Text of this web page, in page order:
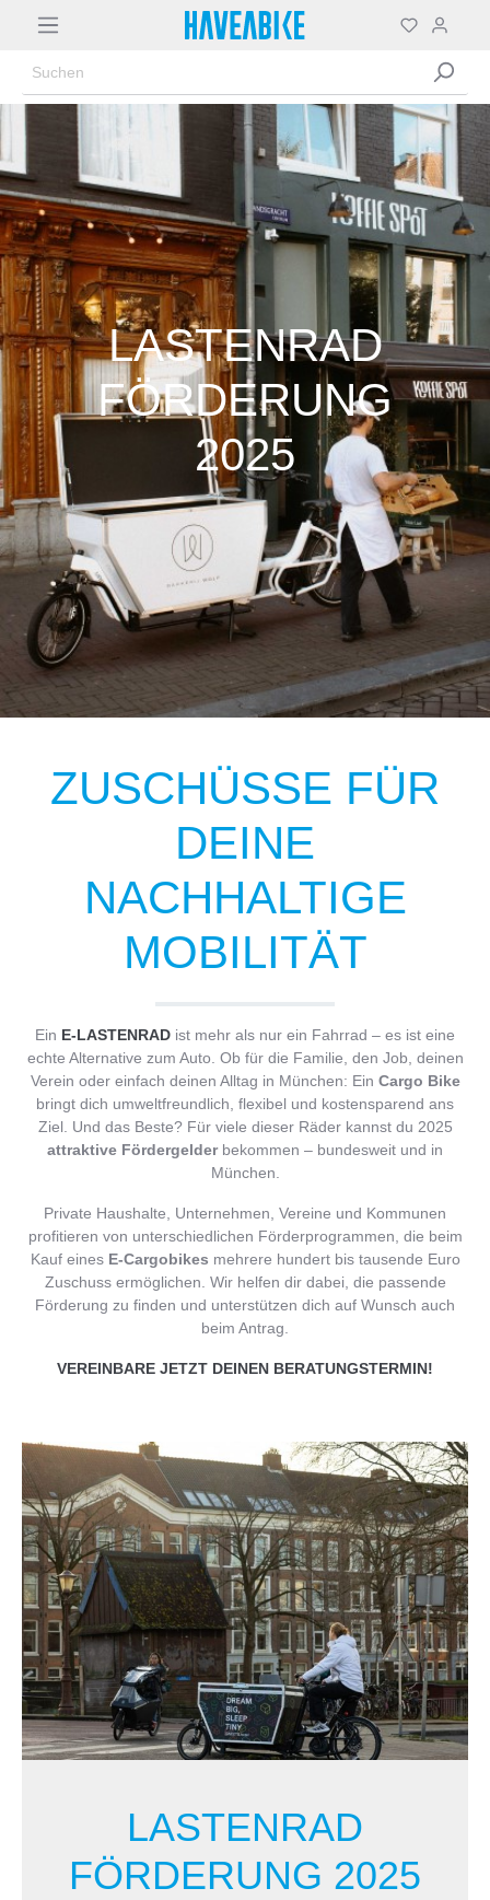
LASTENRAD
FÖRDERUNG
2025
ZUSCHÜSSE FÜR
DEINE
NACHHALTIGE
MOBILITÄT
Ein E-LASTENRAD ist mehr als nur ein Fahrrad – es ist eine
echte Alternative zum Auto. Ob für die Familie, den Job, deinen
Verein oder einfach deinen Alltag in München: Ein Cargo Bike
bringt dich umweltfreundlich, flexibel und kostensparend ans
Ziel. Und das Beste? Für viele dieser Räder kannst du 2025
attraktive Fördergelderbekommen – bundesweit und in
München.
Private Haushalte, Unternehmen, Vereine und Kommunen
profitieren von unterschiedlichen Förderprogrammen, die beim
Kauf eines E-Cargobikes mehrere hundert bis tausende Euro
Zuschuss ermöglichen. Wir helfen dir dabei, die passende
Förderung zu finden und unterstützen dich auf Wunsch auch
beim Antrag.
VEREINBARE JETZT DEINEN BERATUNGSTERMIN!
LASTENRAD
FÖRDERUNG 2025